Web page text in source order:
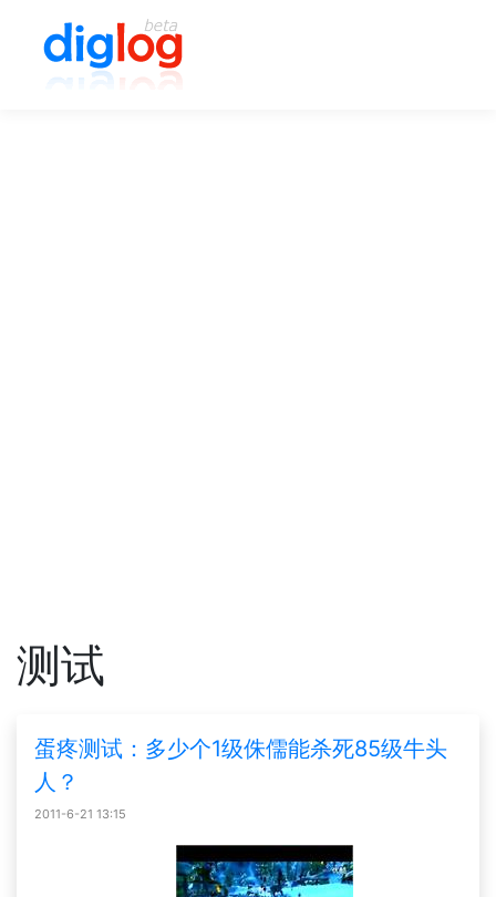
测试
蛋疼测试：多少个1级侏儒能杀死85级牛头
人？
2011-6-21 13:15